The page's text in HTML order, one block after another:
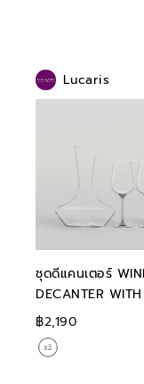
Lucaris
ชุดดีแคนเตอร์
DECANTER
GLASS SET-
TEMPTATION
฿2,190